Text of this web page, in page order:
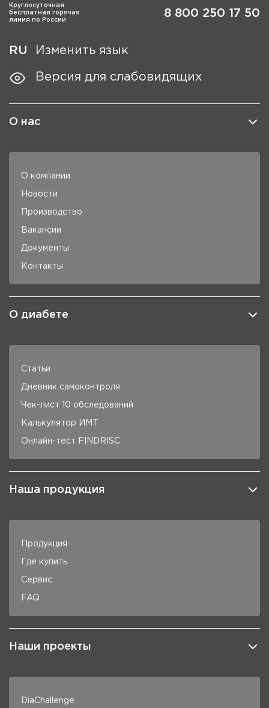
Круглосуточная
бесплатная горячая
линия по России
8 800 250 17 50
RU Изменить язык
Версия для слабовидящих
О нас
О компании
Новости
Производство
Вакансии
Документы
Контакты
О диабете
Статьи
Дневник самоконтроля
Чек-лист 10 обследований
Калькулятор ИМТ
Онлайн-тест FINDRISC
Наша продукция
Продукция
Где купить
Сервис
FAQ
Наши проекты
DiaChallenge